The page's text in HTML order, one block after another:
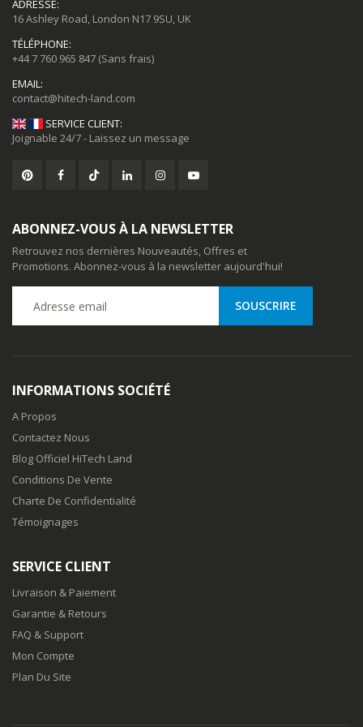
ADRESSE:
16 Ashley Road, London N17 9SU, UK
TÉLÉPHONE:
+44 7 760 965 847 (Sans frais)
EMAIL:
SERVICE CLIENT:
Joignable 24/7 - Laissez un message
ABONNEZ-VOUS À LA NEWSLETTER
Retrouvez nos dernières Nouveautés, Offres et
Promotions. Abonnez-vous à la newsletter aujourd'hui!
INFORMATIONS SOCIÉTÉ
A Propos
Contactez Nous
Blog Officiel HiTech Land
Conditions De Vente
Charte De Confidentialité
Témoignages
SERVICE CLIENT
Livraison & Paiement
Garantie & Retours
FAQ & Support
Mon Compte
Plan Du Site